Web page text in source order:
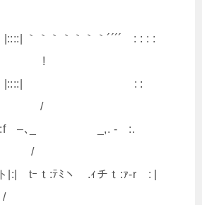
｀｀｀´´´´ : : : :
!
: :
/
_ _,. - :.
/
ﾃﾐヽ .ｨチｔ:ｧ‐r : |